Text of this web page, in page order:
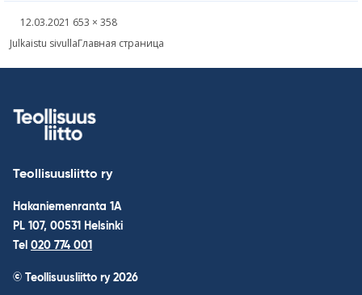
Kirjoitettu
12.03.2021 Täysikokoinen
653 × 358
Навигация
Julkaistu sivullaГлавная страница
Teollisuusliitto ry
Hakaniemenranta 1A
PL 107, 00531 Helsinki
Tel 020 774 001
© Teollisuusliitto ry 2026